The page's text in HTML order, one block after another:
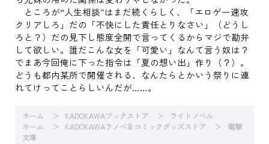
ところが“人生相談”はまだ続くらしく、「エロゲー速攻
クリアしろ」だの「不快にした責任とりなさい」（どうし
ろと？）だの見下し態度全開で言ってくるからマジで勘弁
して欲しい。誰だこんな女を「可愛い」なんて言う奴は？
でまあ今回俺に下った指令は「夏の想い出」作り（？）。
どうも都内某所で開催される、なんたらとかいう祭りに連
れてけってことらしいんだが……。
ホーム KADOKAWAブックストア
ライトノベル
ホーム
KADOKAWAラノベ＆コミックグッズストア
電撃
文庫